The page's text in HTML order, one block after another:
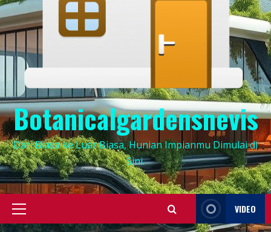
Botanicalgardensnevis
Dari Biasa ke Luar Biasa, Hunian Impianmu Dimulai di
Sini.
Primary
VIDEO